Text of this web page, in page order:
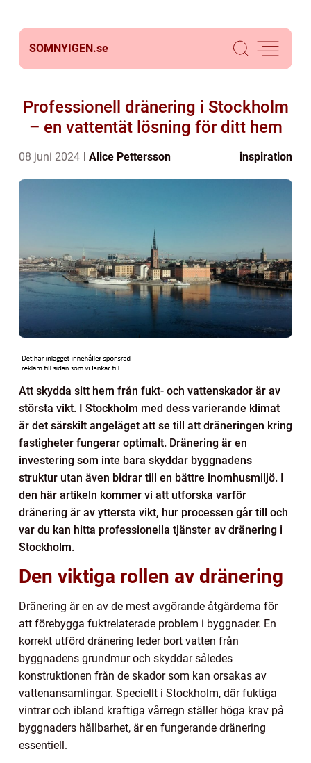
SOMNYIGEN.se
Professionell dränering i Stockholm
– en vattentät lösning för ditt hem
08 juni 2024 Alice Pettersson inspiration
Att skydda sitt hem från fukt- och vattenskador är av
största vikt. I Stockholm med dess varierande klimat
är det särskilt angeläget att se till att dräneringen kring
fastigheter fungerar optimalt. Dränering är en
investering som inte bara skyddar byggnadens
struktur utan även bidrar till en bättre inomhusmiljö. I
den här artikeln kommer vi att utforska varför
dränering är av yttersta vikt, hur processen går till och
var du kan hitta professionella tjänster av dränering i
Stockholm.
Den viktiga rollen av dränering
Dränering är en av de mest avgörande åtgärderna för
att förebygga fuktrelaterade problem i byggnader. En
korrekt utförd dränering leder bort vatten från
byggnadens grundmur och skyddar således
konstruktionen från de skador som kan orsakas av
vattenansamlingar. Speciellt i Stockholm, där fuktiga
vintrar och ibland kraftiga vårregn ställer höga krav på
byggnaders hållbarhet, är en fungerande dränering
essentiell.